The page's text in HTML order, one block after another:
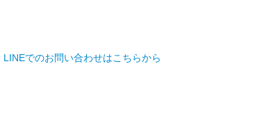
LINEでのお問い合わせはこちらから